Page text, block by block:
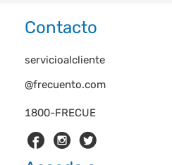
Contacto
1800-FRECUE
servicioalcliente
@frecuento.com